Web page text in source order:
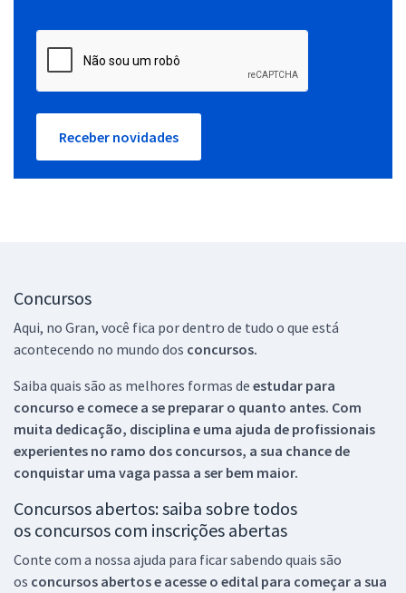
Receber novidades
Concursos
Aqui, no Gran, você fica por dentro de tudo o que está
acontecendo no mundo dos concursos.
Saiba quais são as melhores formas de estudar para
concurso e comece a se preparar o quanto antes. Com
muita dedicação, disciplina e uma ajuda de profissionais
experientes no ramo dos concursos, a sua chance de
conquistar uma vaga passa a ser bem maior.
Concursos abertos: saiba sobre todos
os concursos com inscrições abertas
Conte com a nossa ajuda para ficar sabendo quais são
os concursos abertos e acesse o edital para começar a sua